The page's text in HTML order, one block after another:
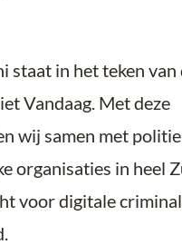
staat in het teken van
Vandaag. Met deze
wij samen met
organisaties in heel
voor digitale